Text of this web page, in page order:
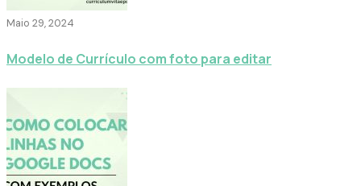
Maio 29, 2024
Modelo de Currículo com foto para editar